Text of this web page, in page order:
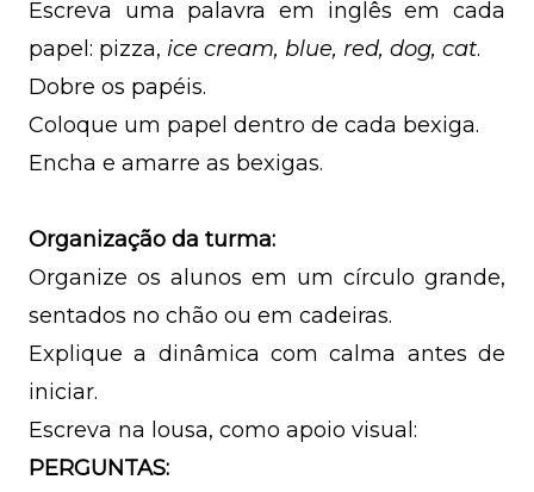
Escreva uma palavra em inglês em cada
papel: pizza, ice cream, blue, red, dog, cat.
Dobre os papéis.
Coloque um papel dentro de cada bexiga.
Encha e amarre as bexigas.
Organização da turma:
Organize os alunos em um círculo grande,
sentados no chão ou em cadeiras.
Explique a dinâmica com calma antes de
iniciar.
Escreva na lousa, como apoio visual:
PERGUNTAS: